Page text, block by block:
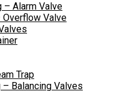
– Alarm Valve
Overflow Valve
Trap
– Balancing Valves